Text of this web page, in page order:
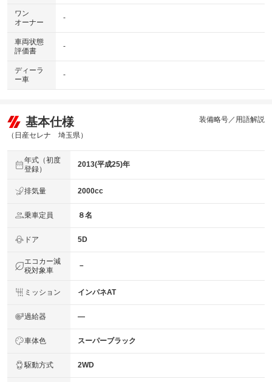
ワン
オーナー
-
車両状態
評価書
-
ディーラ
ー車
-
基本仕様
（日産セレナ 埼玉県）
装備略号／用語解説
年式（初度
登録）
2013(平成25)年
排気量 2000cc
乗車定員 ８名
ドア 5D
エコカー減
税対象車
－
ミッション インパネAT
過給器 ―
車体色 スーパーブラック
駆動方式 2WD